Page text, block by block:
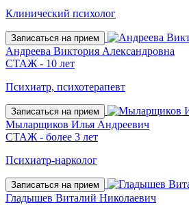
Клинический психолог
Записаться на прием
Андреева Виктория Александровна
СТАЖ - 10 лет
Психиатр, психотерапевт
Записаться на прием
Мыларщиков Илья Андреевич
СТАЖ - более 3 лет
Психиатр-нарколог
Записаться на прием
Гладышев Виталий Николаевич